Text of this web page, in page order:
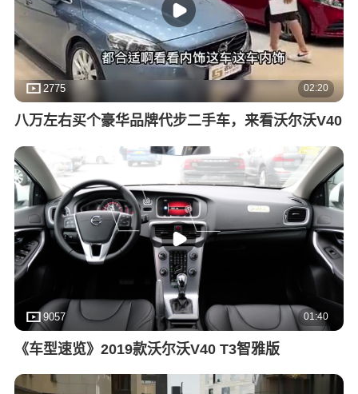
2775 02:20
八万左右买个豪华品牌代步二手车，来看沃尔沃V40
9057 01:40
《车型速览》2019款沃尔沃V40 T3智雅版